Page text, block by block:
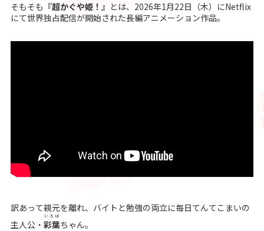
そもそも 『超かぐや姫！』 とは、2026年1月22日（木）にNetflix
にて世界独占配信が開始された長編アニメーション作品。
訳あって親元を離れ、バイトと勉強の両立に毎日てんてこまいの
主人公・彩葉
いろは
ちゃん。